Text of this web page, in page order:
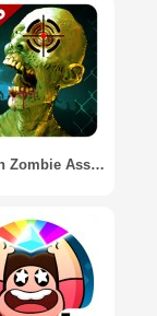
Modern Zombie Assasin 2015